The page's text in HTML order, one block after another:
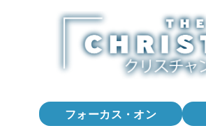
フォーカス・オン